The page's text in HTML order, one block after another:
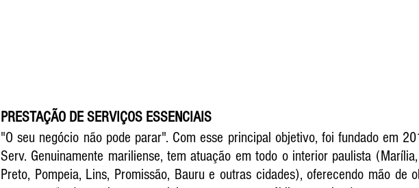
PRESTAÇÃO DE SERVIÇOS ESSENCIAIS
"O seu negócio não pode parar". Com esse principal objetivo, foi fundado em
Serv. Genuinamente mariliense, tem atuação em todo o interior paulista
Preto, Pompeia, Lins, Promissão, Bauru e outras cidades), oferecendo mão de